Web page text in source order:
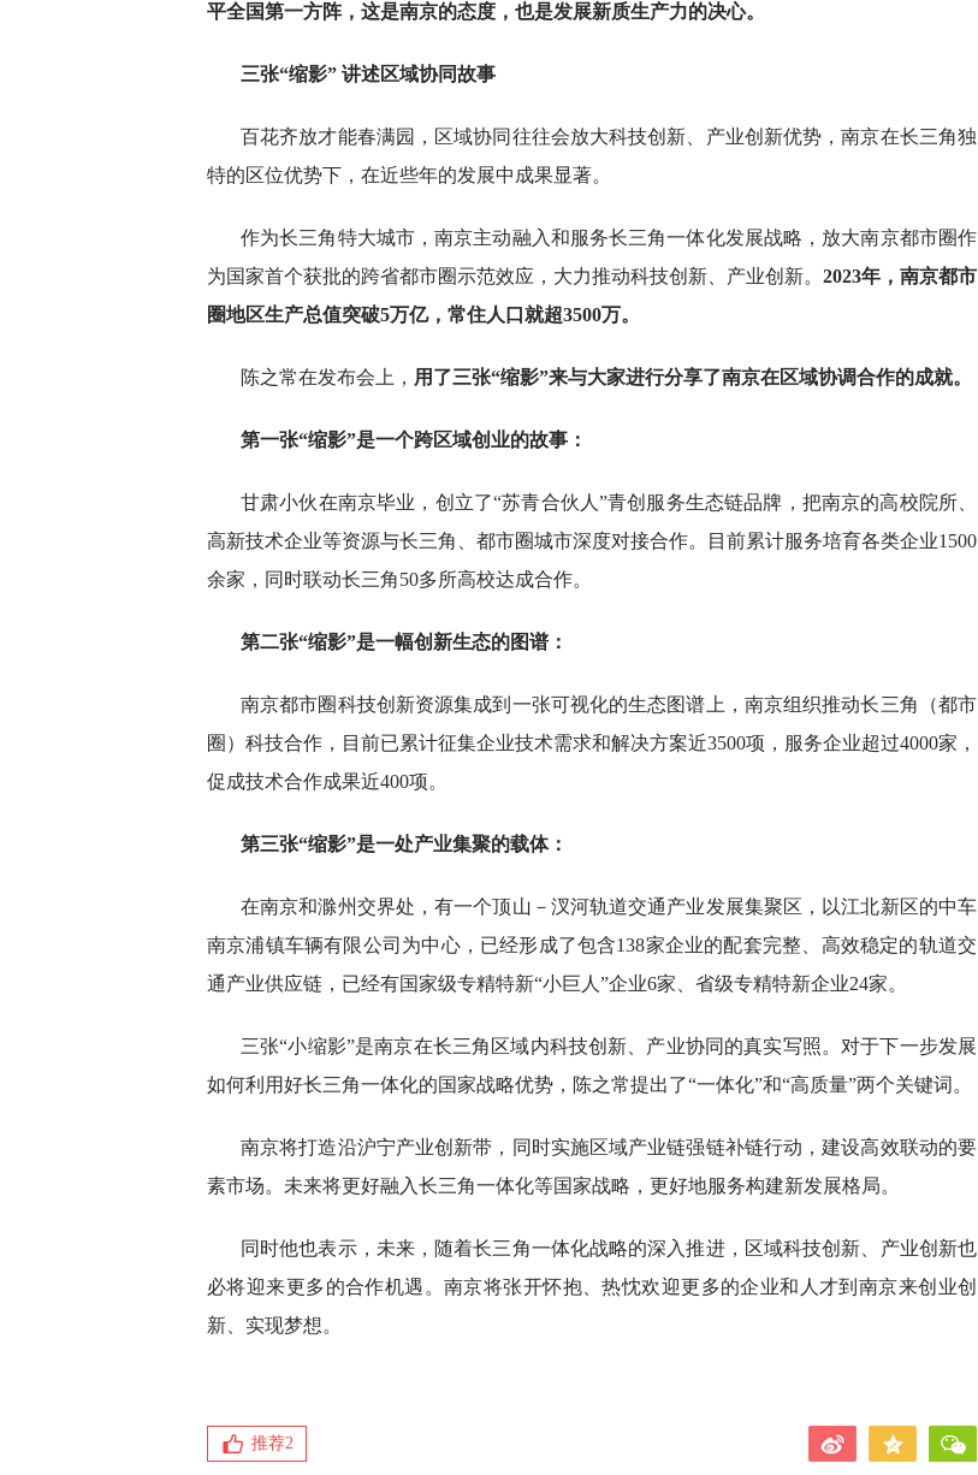
平全国第一方阵，这是南京的态度，也是发展新质生产力的决心。
三张“缩影” 讲述区域协同故事
百花齐放才能春满园，区域协同往往会放大科技创新、产业创新优势，南京在长三角独
特的区位优势下，在近些年的发展中成果显著。
作为长三角特大城市，南京主动融入和服务长三角一体化发展战略，放大南京都市圈作
为国家首个获批的跨省都市圈示范效应，大力推动科技创新、产业创新。 2023年，南京都市
圈地区生产总值突破5万亿，常住人口就超3500万。
陈之常在发布会上， 用了三张“缩影”来与大家进行分享了南京在区域协调合作的成就。
第一张“缩影”是一个跨区域创业的故事：
甘肃小伙在南京毕业，创立了“苏青合伙人”青创服务生态链品牌，把南京的高校院所、
高新技术企业等资源与长三角、都市圈城市深度对接合作。目前累计服务培育各类企业1500
余家，同时联动长三角50多所高校达成合作。
第二张“缩影”是一幅创新生态的图谱：
南京都市圈科技创新资源集成到一张可视化的生态图谱上，南京组织推动长三角（都市
圈）科技合作，目前已累计征集企业技术需求和解决方案近3500项，服务企业超过4000家，
促成技术合作成果近400项。
第三张“缩影”是一处产业集聚的载体：
在南京和滁州交界处，有一个顶山－汊河轨道交通产业发展集聚区，以江北新区的中车
南京浦镇车辆有限公司为中心，已经形成了包含138家企业的配套完整、高效稳定的轨道交
通产业供应链，已经有国家级专精特新“小巨人”企业6家、省级专精特新企业24家。
三张“小缩影”是南京在长三角区域内科技创新、产业协同的真实写照。对于下一步发展
如何利用好长三角一体化的国家战略优势，陈之常提出了“一体化”和“高质量”两个关键词。
南京将打造沿沪宁产业创新带，同时实施区域产业链强链补链行动，建设高效联动的要
素市场。未来将更好融入长三角一体化等国家战略，更好地服务构建新发展格局。
同时他也表示，未来，随着长三角一体化战略的深入推进，区域科技创新、产业创新也
必将迎来更多的合作机遇。南京将张开怀抱、热忱欢迎更多的企业和人才到南京来创业创
新、实现梦想。
推荐2